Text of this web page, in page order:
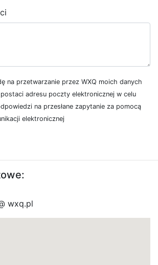
na przetwarzanie przez WXQ moich danych
adresu poczty elektronicznej w celu
na przesłane zapytanie za pomocą
elektronicznej
wxq.pl